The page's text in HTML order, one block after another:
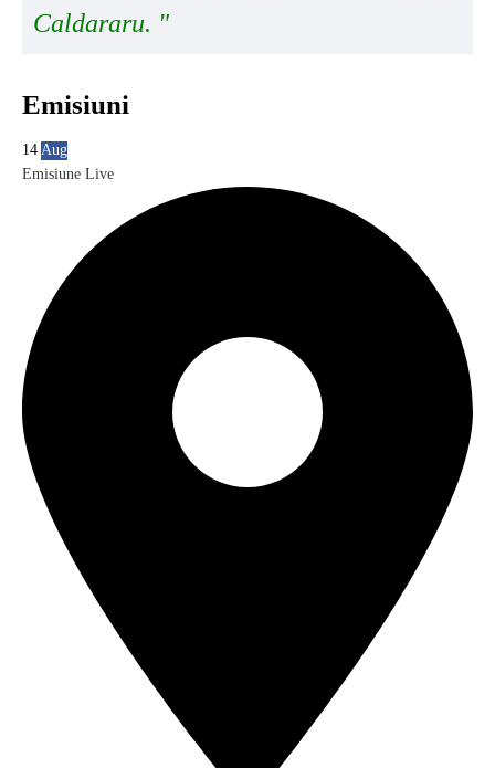
Caldararu. "
Emisiuni
14 Aug
Emisiune Live